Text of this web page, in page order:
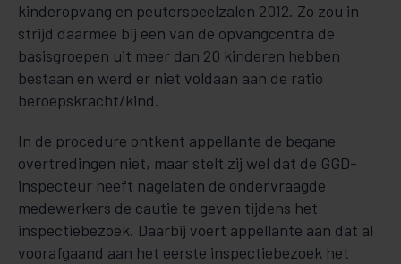
kinderopvang en peuterspeelzalen 2012. Zo zou in
strijd daarmee bij een van de opvangcentra de
basisgroepen uit meer dan 20 kinderen hebben
bestaan en werd er niet voldaan aan de ratio
beroepskracht/kind.
In de procedure ontkent appellante de begane
overtredingen niet, maar stelt zij wel dat de GGD-
inspecteur heeft nagelaten de ondervraagde
medewerkers de cautie te geven tijdens het
inspectiebezoek. Daarbij voert appellante aan dat al
voorafgaand aan het eerste inspectiebezoek het